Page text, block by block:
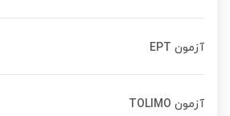
آزمون EPT
آزمون TOLIMO